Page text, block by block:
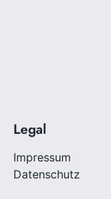
Legal
Impressum
Datenschutz